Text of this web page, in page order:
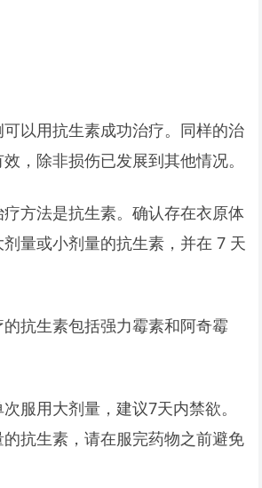
以用抗生素成功治疗。同样的治
，除非损伤已发展到其他情况。
方法是抗生素。确认存在衣原体
量或小剂量的抗生素，并在 7 天
抗生素包括强力霉素和阿奇霉
服用大剂量，建议7天内禁欲。
抗生素，请在服完药物之前避免